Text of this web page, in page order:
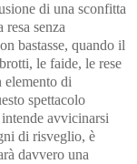
di una sconfitta
senza
bastasse, quando il
le faide, le rese
elemento di
spettacolo
avvicinarsi
di risveglio, è
davvero una